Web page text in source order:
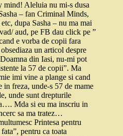
mind! Aleluia nu mi-s dusa
– fan Criminal Minds,
dupa Sasha – nu ma mai
aud, pe FB dau click pe ”
e vorba de copii fara
un articol despre
din Iasi, nu-mi pot
la 57 de copii”. Ma
imi vine a plange si cand
freza, unde-s 57 de mame
unde sunt drepturile
Mda si eu ma inscriu in
sa ma tratez…
Printesa pentru
pentru ca toata